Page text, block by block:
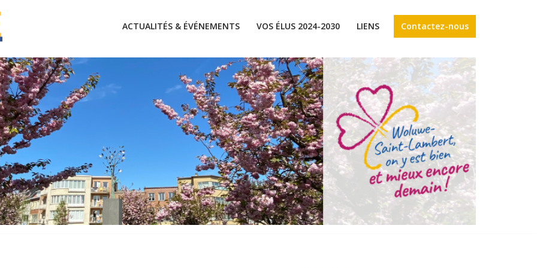
ACTUALITÉS & ÉVÉNEMENTS VOS ÉLUS 2024-2030 LIENS Contactez-nous